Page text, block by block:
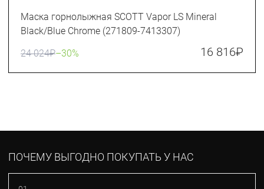
Маска горнолыжная SCOTT Vapor LS Mineral
Black/Blue Chrome (271809-7413307)
24 024₽–30% 16 816₽
ПОЧЕМУ ВЫГОДНО ПОКУПАТЬ У НАС